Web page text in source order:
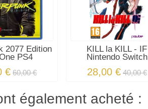
2077 Edition
PS4
€ 60,00 €
KILL la KILL - IF
Nintendo Switch
28,00 € 40,00 €
également acheté :